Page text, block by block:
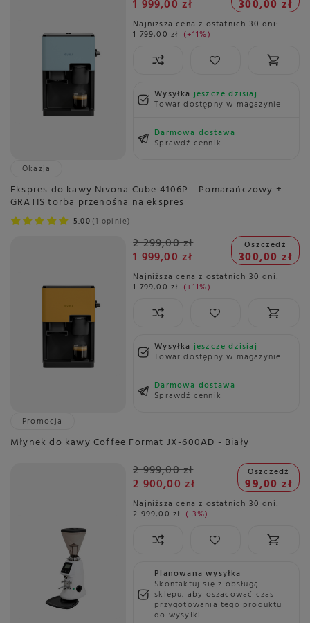
1 999,00 zł 300,00 zł
Najniższa cena z ostatnich 30 dni:
1 799,00 zł +11%
Wysyłkajeszcze dzisiaj
Towar dostępny w magazynie
Darmowa dostawa
Sprawdź cennik
Okazja
Ekspres do kawy Nivona Cube 4106P - Pomarańczowy +
GRATIS torba przenośna na ekspres
5.00 1 opinie
2 299,00 zł
1 999,00 zł
Oszczedź
300,00 zł
Najniższa cena z ostatnich 30 dni:
1 799,00 zł +11%
Wysyłkajeszcze dzisiaj
Towar dostępny w magazynie
Darmowa dostawa
Sprawdź cennik
Promocja
Młynek do kawy Coffee Format JX-600AD - Biały
2 999,00 zł
2 900,00 zł
Oszczedź
99,00 zł
Najniższa cena z ostatnich 30 dni:
2 999,00 zł -3%
Planowana wysyłka
Skontaktuj się z obsługą
sklepu, aby oszacować czas
przygotowania tego produktu
do wysyłki.